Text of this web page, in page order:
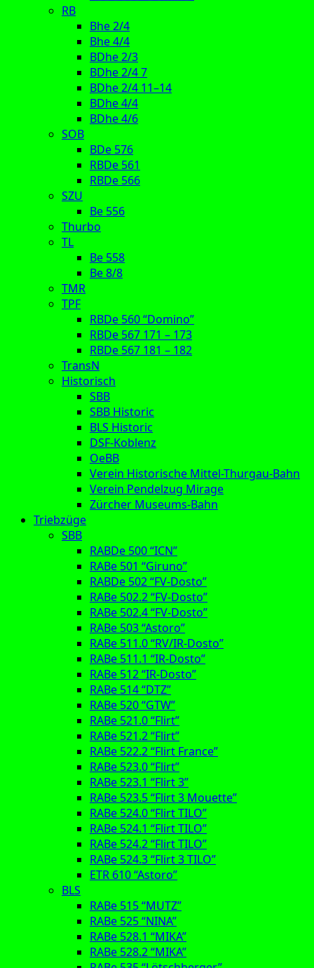
RB
Bhe 2/4
Bhe 4/4
BDhe 2/3
BDhe 2/4 7
BDhe 2/4 11–14
BDhe 4/4
BDhe 4/6
SOB
BDe 576
RBDe 561
RBDe 566
SZU
Be 556
Thurbo
TL
Be 558
Be 8/8
TMR
TPF
RBDe 560 “Domino”
RBDe 567 171 – 173
RBDe 567 181 – 182
TransN
Historisch
SBB
SBB Historic
BLS Historic
DSF-Koblenz
OeBB
Verein Historische Mittel-Thurgau-Bahn
Verein Pendelzug Mirage
Zürcher Museums-Bahn
Triebzüge
SBB
RABDe 500 “ICN”
RABe 501 “Giruno”
RABDe 502 “FV-Dosto”
RABe 502.2 “FV-Dosto”
RABe 502.4 “FV-Dosto”
RABe 503 “Astoro”
RABe 511.0 “RV/IR-Dosto”
RABe 511.1 “IR-Dosto”
RABe 512 “IR-Dosto”
RABe 514 “DTZ”
RABe 520 “GTW”
RABe 521.0 “Flirt”
RABe 521.2 “Flirt”
RABe 522.2 “Flirt France”
RABe 523.0 “Flirt”
RABe 523.1 “Flirt 3”
RABe 523.5 “Flirt 3 Mouette”
RABe 524.0 “Flirt TILO”
RABe 524.1 “Flirt TILO”
RABe 524.2 “Flirt TILO”
RABe 524.3 “Flirt 3 TILO”
ETR 610 “Astoro”
BLS
RABe 515 “MUTZ”
RABe 525 “NINA”
RABe 528.1 “MIKA”
RABe 528.2 “MIKA”